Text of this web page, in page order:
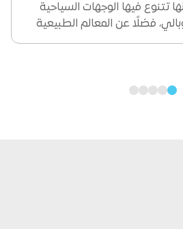
تتنوع فيها الوجهات السياحية
فضلًا عن المعالم الطبيعية
فرصة للاستمتاع بالثقافة